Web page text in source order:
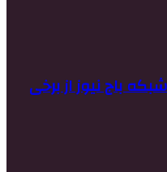
باج نیوز از برخی